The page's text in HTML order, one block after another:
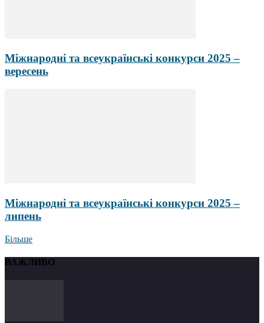
Міжнародні та всеукраїнські конкурси 2025 –
вересень
Міжнародні та всеукраїнські конкурси 2025 –
липень
Більше
ВАЖЛИВО